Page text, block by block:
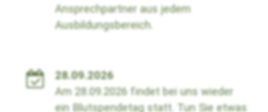
Ansprechpartner aus jedem
Ausbildungsbereich.
28.09.2026
Am 28.09.2026 findet bei uns wieder
ein Blutspendetag statt. Tun Sie etwas